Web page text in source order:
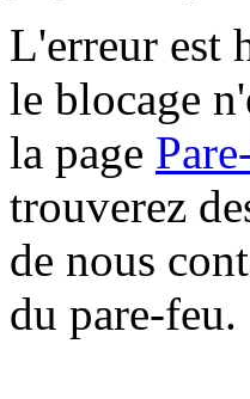
L'erreur est
le blocage
la page
trouverez
de nous
du pare-feu.